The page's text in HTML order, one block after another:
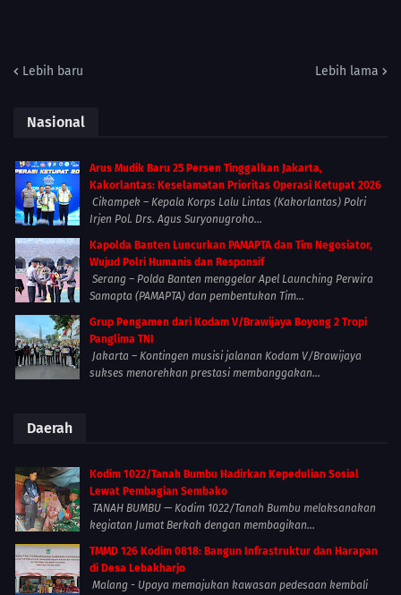
Lebih baru Lebih lama
Nasional
Arus Mudik Baru 25 Persen Tinggalkan Jakarta,
Kakorlantas: Keselamatan Prioritas Operasi Ketupat 2026
Cikampek – Kepala Korps Lalu Lintas (Kakorlantas) Polri
Irjen Pol. Drs. Agus Suryonugroho...
Kapolda Banten Luncurkan PAMAPTA dan Tim Negosiator,
Wujud Polri Humanis dan Responsif
Serang – Polda Banten menggelar Apel Launching Perwira
Samapta (PAMAPTA) dan pembentukan Tim...
Grup Pengamen dari Kodam V/Brawijaya Boyong 2 Tropi
Panglima TNI
Jakarta – Kontingen musisi jalanan Kodam V/Brawijaya
sukses menorehkan prestasi membanggakan...
Daerah
Kodim 1022/Tanah Bumbu Hadirkan Kepedulian Sosial
Lewat Pembagian Sembako
TANAH BUMBU — Kodim 1022/Tanah Bumbu melaksanakan
kegiatan Jumat Berkah dengan membagikan...
TMMD 126 Kodim 0818: Bangun Infrastruktur dan Harapan
di Desa Lebakharjo
Malang - Upaya memajukan kawasan pedesaan kembali